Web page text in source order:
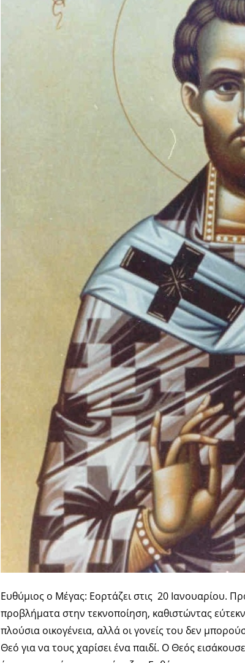
Ευθύμιος ο Μέγας: Εορτάζει στις 20 Ιανουαρίου.
προβλήματα στην τεκνοποίηση, καθιστώντας
πλούσια οικογένεια, αλλά οι γονείς του δεν
Θεό για να τους χαρίσει ένα παιδί. Ο Θεός